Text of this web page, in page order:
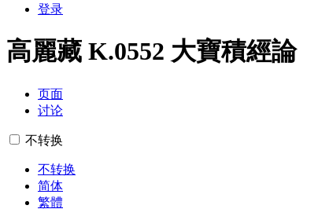
登录
高麗藏 K.0552 大寶積經論
页面
讨论
不转换
不转换
简体
繁體